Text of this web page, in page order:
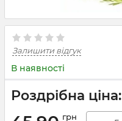
Залишити відгук
В наявності
Роздрібна ціна:
грн